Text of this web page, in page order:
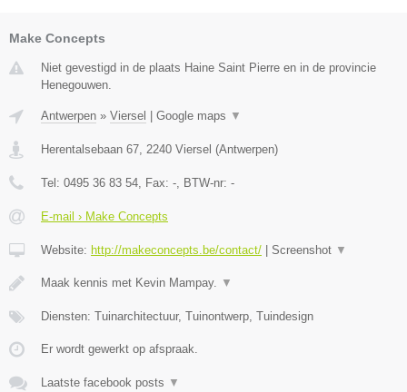
Make Concepts
Niet gevestigd in de plaats Haine Saint Pierre en in de provincie
Henegouwen.
Antwerpen » Viersel | Google maps ▼
Herentalsebaan 67 2240 Viersel (Antwerpen)
Tel: 0495 36 83 54 , Fax: - , BTW-nr: -
E-mail › Make Concepts
Website: http://makeconcepts.be/contact/ | Screenshot ▼
Maak kennis met Kevin Mampay. ▼
Diensten: Tuinarchitectuur, Tuinontwerp, Tuindesign
Er wordt gewerkt op afspraak.
Laatste facebook posts ▼